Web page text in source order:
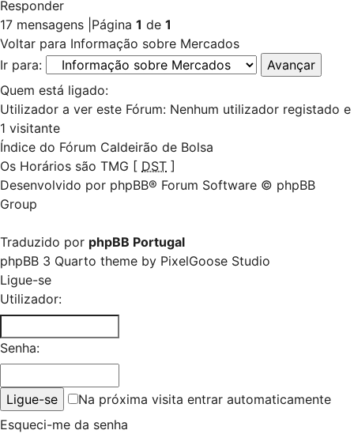
Responder
17 mensagens Página 1 de 1
Voltar para Informação sobre Mercados
Ir para:
Quem está ligado:
Utilizador a ver este Fórum: Nenhum utilizador registado e
1 visitante
Índice do Fórum Caldeirão de Bolsa
Os Horários são TMG [ DST ]
Desenvolvido por phpBB® Forum Software © phpBB
Group
Traduzido por phpBB Portugal
phpBB 3 Quarto theme by PixelGoose Studio
Ligue-se
Utilizador:
Senha:
Na próxima visita entrar automaticamente
Esqueci-me da senha